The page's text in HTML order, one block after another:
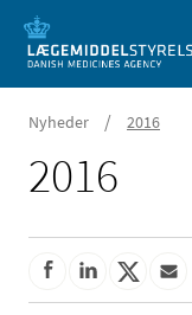
Nyheder / 2016
2016